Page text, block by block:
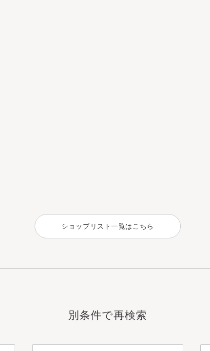
ショップリスト一覧はこちら
別条件で再検索